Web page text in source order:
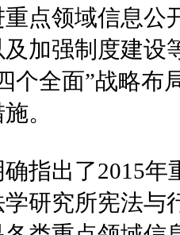
点领域信息公
加强制度建设
个全面”战略布
。
确指出了2015
研究所宪法